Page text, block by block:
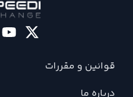
قوانین و مقررات
درباره ما